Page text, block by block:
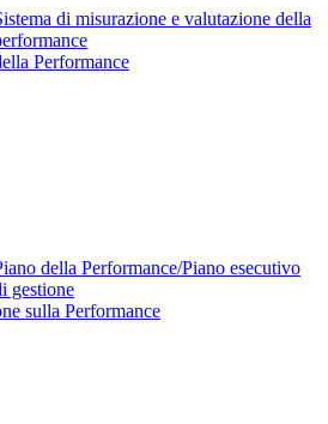
di misurazione e valutazione della
Performance
della Performance/Piano esecutivo
gestione
sulla Performance